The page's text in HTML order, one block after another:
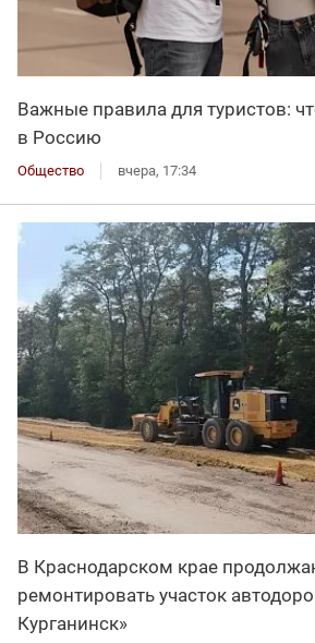
Важные правила для туристов:
в Россию
Общество вчера, 17:34
В Краснодарском крае
ремонтировать участок
Курганинск»